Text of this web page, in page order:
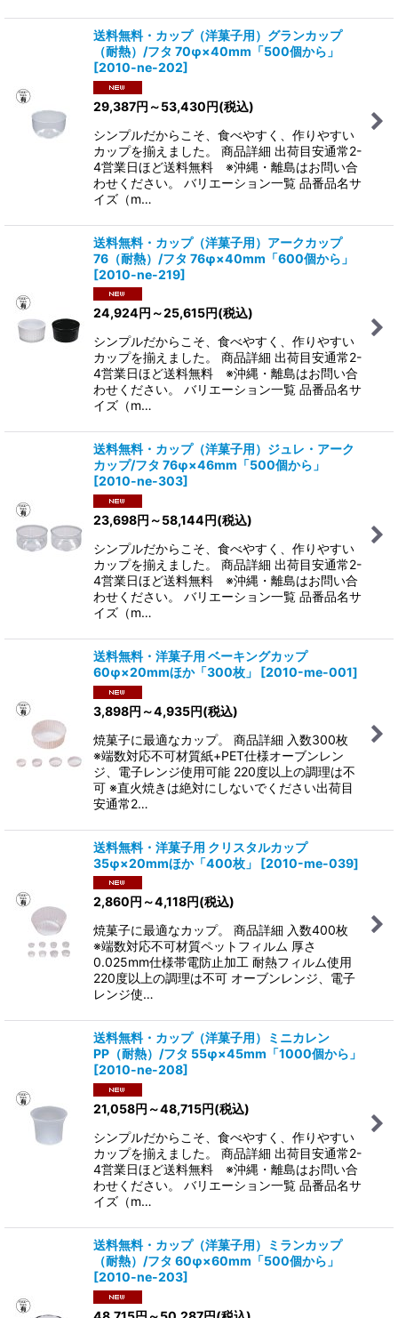
送料無料・カップ（洋菓子用）グランカップ
（耐熱）/フタ 70φ×40mm「500個から」
[2010-ne-202]
29,387円 ～53,430円(税込)
シンプルだからこそ、食べやすく、作りやすい
カップを揃えました。 商品詳細 出荷目安通常2-
4営業日ほど送料無料 ※沖縄・離島はお問い合
わせください。 バリエーション一覧 品番品名サ
イズ（m…
送料無料・カップ（洋菓子用）アークカップ
76（耐熱）/フタ 76φ×40mm「600個から」
[2010-ne-219]
24,924円 ～25,615円(税込)
シンプルだからこそ、食べやすく、作りやすい
カップを揃えました。 商品詳細 出荷目安通常2-
4営業日ほど送料無料 ※沖縄・離島はお問い合
わせください。 バリエーション一覧 品番品名サ
イズ（m…
送料無料・カップ（洋菓子用）ジュレ・アーク
カップ/フタ 76φ×46mm「500個から」
[2010-ne-303]
23,698円 ～58,144円(税込)
シンプルだからこそ、食べやすく、作りやすい
カップを揃えました。 商品詳細 出荷目安通常2-
4営業日ほど送料無料 ※沖縄・離島はお問い合
わせください。 バリエーション一覧 品番品名サ
イズ（m…
送料無料・洋菓子用 ベーキングカップ
60φ×20mmほか「300枚」
[2010-me-001]
3,898円 ～4,935円(税込)
焼菓子に最適なカップ。 商品詳細 入数300枚
※端数対応不可材質紙+PET仕様オーブンレン
ジ、電子レンジ使用可能 220度以上の調理は不
可 ※直火焼きは絶対にしないでください出荷目
安通常2…
送料無料・洋菓子用 クリスタルカップ
35φ×20mmほか「400枚」
[2010-me-039]
2,860円 ～4,118円(税込)
焼菓子に最適なカップ。 商品詳細 入数400枚
※端数対応不可材質ペットフィルム 厚さ
0.025mm仕様帯電防止加工 耐熱フィルム使用
220度以上の調理は不可 オーブンレンジ、電子
レンジ使…
送料無料・カップ（洋菓子用）ミニカレン
PP（耐熱）/フタ 55φ×45mm「1000個から」
[2010-ne-208]
21,058円 ～48,715円(税込)
シンプルだからこそ、食べやすく、作りやすい
カップを揃えました。 商品詳細 出荷目安通常2-
4営業日ほど送料無料 ※沖縄・離島はお問い合
わせください。 バリエーション一覧 品番品名サ
イズ（m…
送料無料・カップ（洋菓子用）ミランカップ
（耐熱）/フタ 60φ×60mm「500個から」
[2010-ne-203]